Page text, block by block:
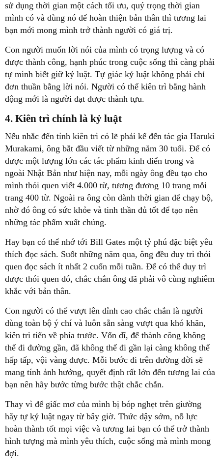
sử dụng thời gian một cách tối ưu, quý trọng thời gian
mình có và dùng nó để hoàn thiện bản thân thì tương lai
bạn mới mong mình trở thành người có giá trị.
Con người muốn lời nói của mình có trọng lượng và có
được thành công, hạnh phúc trong cuộc sống thì càng phải
tự mình biết giữ kỷ luật. Tự giác kỷ luật không phải chỉ
đơn thuần bằng lời nói. Người có thể kiên trì bằng hành
động mới là người đạt được thành tựu.
4. Kiên trì chính là kỷ luật
Nếu nhắc đến tính kiên trì có lẽ phải kể đến tác gia Haruki
Murakami, ông bắt đầu viết từ những năm 30 tuổi. Để có
được một lượng lớn các tác phẩm kinh điển trong và
ngoài Nhật Bản như hiện nay, mỗi ngày ông đều tạo cho
mình thói quen viết 4.000 từ, tương đương 10 trang mỗi
trang 400 từ. Ngoài ra ông còn dành thời gian để chạy bộ,
nhờ đó ông có sức khỏe và tinh thần đủ tốt để tạo nên
những tác phẩm xuất chúng.
Hay bạn có thể nhớ tới Bill Gates một tỷ phú đặc biệt yêu
thích đọc sách. Suốt những năm qua, ông đều duy trì thói
quen đọc sách ít nhất 2 cuốn mỗi tuần. Để có thể duy trì
được thói quen đó, chắc chắn ông đã phải vô cùng nghiêm
khắc với bản thân.
Con người có thể vượt lên đỉnh cao chắc chắn là người
dùng toàn bộ ý chí và luôn sẵn sàng vượt qua khó khăn,
kiên trì tiến về phía trước. Vốn dĩ, để thành công không
thể đi đường gần, đã không thể đi gần lại càng không thể
hấp tấp, vội vàng được. Mỗi bước đi trên đường đời sẽ
mang tính ảnh hưởng, quyết định rất lớn đến tương lai của
bạn nên hãy bước từng bước thật chắc chắn.
Thay vì để giấc mơ của mình bị bóp nghẹt trên giường
hãy tự kỷ luật ngay từ bây giờ. Thức dậy sớm, nỗ lực
hoàn thành tốt mọi việc và tương lai bạn có thể trở thành
hình tượng mà mình yêu thích, cuộc sống mà mình mong
đợi.